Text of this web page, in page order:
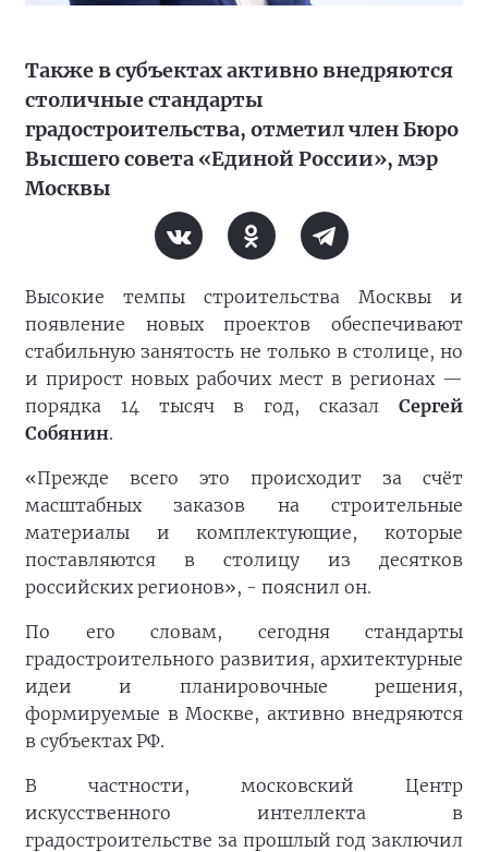
Также в субъектах активно внедряются
столичные стандарты
градостроительства, отметил член Бюро
Высшего совета «Единой России», мэр
Москвы
Высокие темпы строительства Москвы и
появление новых проектов обеспечивают
стабильную занятость не только в столице, но
и прирост новых рабочих мест в регионах —
порядка 14 тысяч в год, сказал Сергей
Собянин.
«Прежде всего это происходит за счёт
масштабных заказов на строительные
материалы и комплектующие, которые
поставляются в столицу из десятков
российских регионов», - пояснил он.
По его словам, сегодня стандарты
градостроительного развития, архитектурные
идеи и планировочные решения,
формируемые в Москве, активно внедряются
в субъектах РФ.
В частности, московский Центр
искусственного интеллекта в
градостроительстве за прошлый год заключил